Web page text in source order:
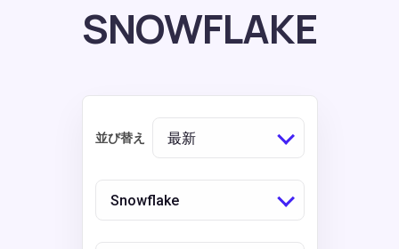
SNOWFLAKE
Snowflake
並び替え 最新